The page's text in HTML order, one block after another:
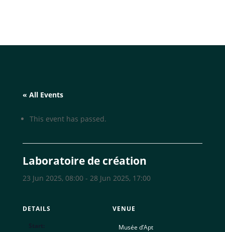
« All Events
This event has passed.
Laboratoire de création
23 Jun 2025, 08:00- 28 Jun 2025, 17:00
DETAILS
VENUE
Musée d’Apt